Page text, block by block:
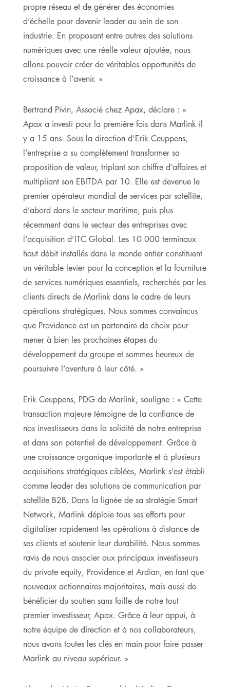
propre réseau et de générer des économies
d’échelle pour devenir leader au sein de son
industrie. En proposant entre autres des solutions
numériques avec une réelle valeur ajoutée, nous
allons pouvoir créer de véritables opportunités de
croissance à l’avenir. »
Bertrand Pivin, Associé chez Apax, déclare : «
Apax a investi pour la première fois dans Marlink il
y a 15 ans. Sous la direction d’Erik Ceuppens,
l’entreprise a su complètement transformer sa
proposition de valeur, triplant son chiffre d’affaires et
multipliant son EBITDA par 10. Elle est devenue le
premier opérateur mondial de services par satellite,
d’abord dans le secteur maritime, puis plus
récemment dans le secteur des entreprises avec
l’acquisition d’ITC Global. Les 10 000 terminaux
haut débit installés dans le monde entier constituent
un véritable levier pour la conception et la fourniture
de services numériques essentiels, recherchés par les
clients directs de Marlink dans le cadre de leurs
opérations stratégiques. Nous sommes convaincus
que Providence est un partenaire de choix pour
mener à bien les prochaines étapes du
développement du groupe et sommes heureux de
poursuivre l’aventure à leur côté. »
Erik Ceuppens, PDG de Marlink, souligne : « Cette
transaction majeure témoigne de la confiance de
nos investisseurs dans la solidité de notre entreprise
et dans son potentiel de développement. Grâce à
une croissance organique importante et à plusieurs
acquisitions stratégiques ciblées, Marlink s’est établi
comme leader des solutions de communication par
satellite B2B. Dans la lignée de sa stratégie Smart
Network, Marlink déploie tous ses efforts pour
digitaliser rapidement les opérations à distance de
ses clients et soutenir leur durabilité. Nous sommes
ravis de nous associer aux principaux investisseurs
du private equity, Providence et Ardian, en tant que
nouveaux actionnaires majoritaires, mais aussi de
bénéficier du soutien sans faille de notre tout
premier investisseur, Apax. Grâce à leur appui, à
notre équipe de direction et à nos collaborateurs,
nous avons toutes les clés en main pour faire passer
Marlink au niveau supérieur. »